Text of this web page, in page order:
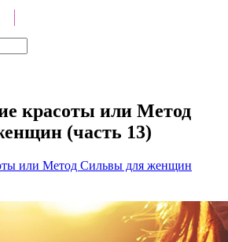
красоты или Метод
(часть 13)
или Метод Сильвы для женщин